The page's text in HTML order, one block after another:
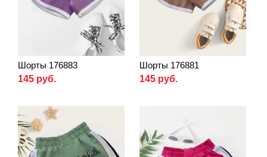
Шорты 176883
145 руб.
Шорты 176881
145 руб.